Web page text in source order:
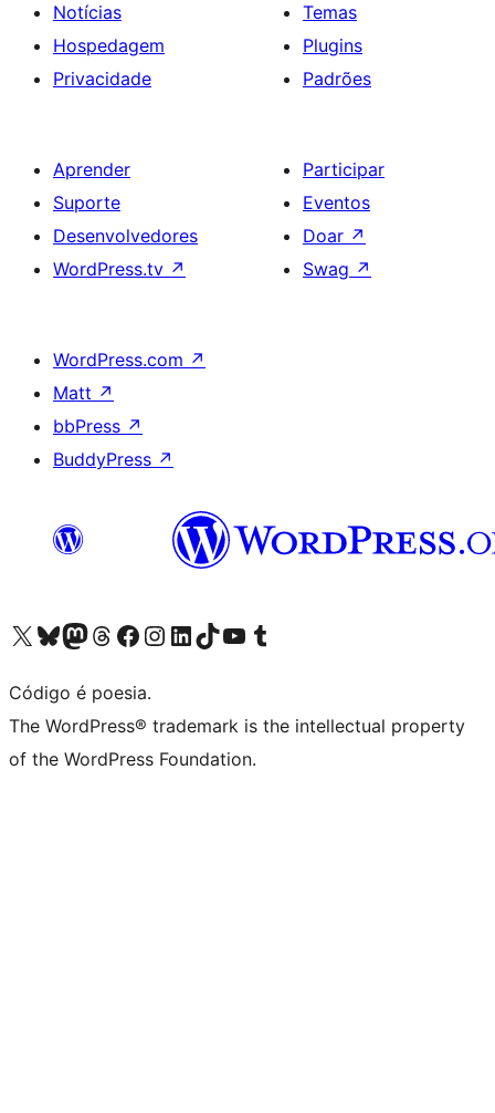
Notícias
Hospedagem
Privacidade
Temas
Plugins
Padrões
Aprender
Suporte
Desenvolvedores
WordPress.tv ↗
Participar
Eventos
Doar ↗
Swag ↗
WordPress.com ↗
Matt ↗
bbPress ↗
BuddyPress ↗
Acessar nossa conta do X (antigo Twitter)
Acessar nossa conta do Bluesky
Acessar nossa conta do Mastodon
Acessar nossa conta do Threads
Acessar nossa página do Facebook
Acessar nossa conta do Instagram
Acessar nossa conta do LinkedIn
Acessar nossa conta do TikTok
Acessar nosso canal do YouTube
Acessar nossa conta no Tumblr
Código é poesia.
The WordPress® trademark is the intellectual property
of the WordPress Foundation.